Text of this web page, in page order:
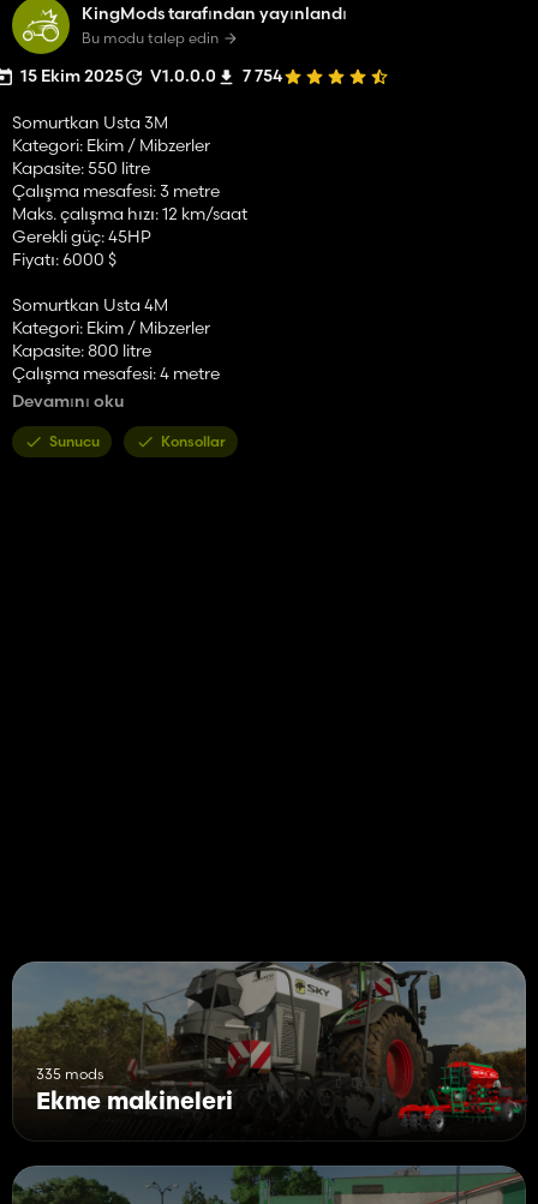
KingMods tarafından yayınlandı
Bu modu talep edin
15 Ekim 2025 V1.0.0.0 7 754
Somurtkan Usta 3M
Kategori: Ekim / Mibzerler
Kapasite: 550 litre
Çalışma mesafesi: 3 metre
Maks. çalışma hızı: 12 km/saat
Gerekli güç: 45HP
Fiyatı: 6000 $
Somurtkan Usta 4M
Kategori: Ekim / Mibzerler
Kapasite: 800 litre
Çalışma mesafesi: 4 metre
Maks. çalışma hızı: 12 km/saat
Fiyatı: 8000 $
Devamını oku
Sunucu Konsollar
335 mods
Ekme makineleri